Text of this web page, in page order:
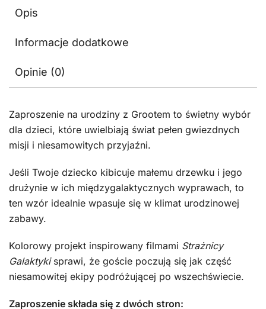
Opis
Informacje dodatkowe
Opinie (0)
Zaproszenie na urodziny z Grootem to świetny wybór
dla dzieci, które uwielbiają świat pełen gwiezdnych
misji i niesamowitych przyjaźni.
Jeśli Twoje dziecko kibicuje małemu drzewku i jego
drużynie w ich międzygalaktycznych wyprawach, to
ten wzór idealnie wpasuje się w klimat urodzinowej
zabawy.
Kolorowy projekt inspirowany filmami Strażnicy
Galaktykisprawi, że goście poczują się jak część
niesamowitej ekipy podróżującej po wszechświecie.
Zaproszenie składa się z dwóch stron: